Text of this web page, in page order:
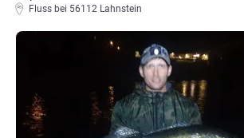
Fluss bei 56112 Lahnstein